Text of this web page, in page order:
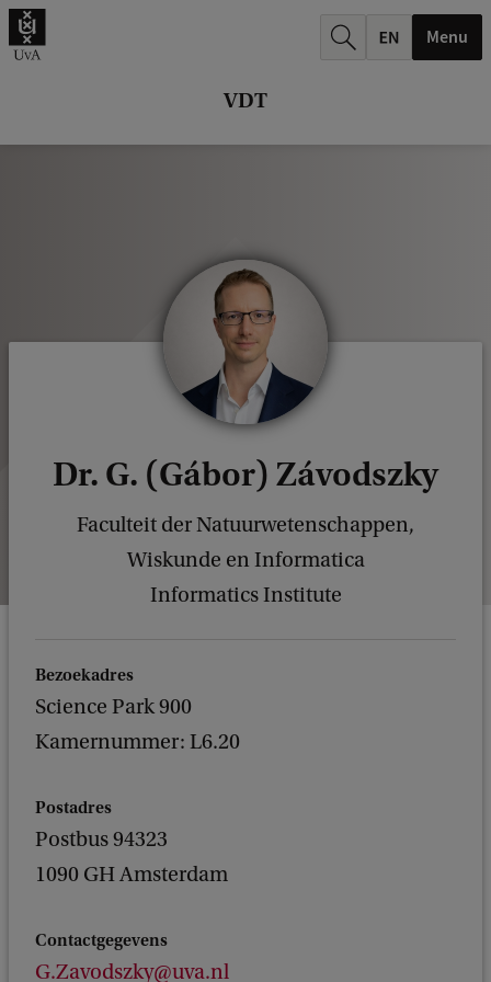
VDT
Menu
Dr. G. (Gábor) Závodszky
Faculteit der Natuurwetenschappen,
Wiskunde en Informatica
Informatics Institute
Bezoekadres
Science Park 900
Kamernummer: L6.20
Postadres
Postbus 94323
1090 GH Amsterdam
Contactgegevens
G.Zavodszky@uva.nl